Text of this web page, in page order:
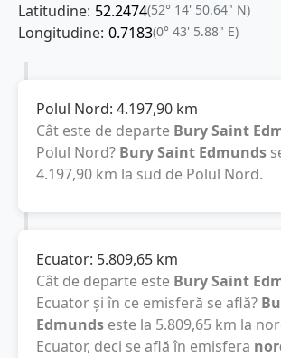
Latitudine: 52.2474(52° 14' 50.64" N)
Longitudine: 0.7183(0° 43' 5.88" E)
Polul Nord: 4.197,90 km
Cât este de departe Bury Saint
Polul Nord? Bury Saint Edmunds
4.197,90 km la sud de Polul Nord.
Ecuator: 5.809,65 km
Cât de departe este Bury Saint
Ecuator și în ce emisferă se află?
Edmunds este la 5.809,65 km la
Ecuator, deci se află în emisfera